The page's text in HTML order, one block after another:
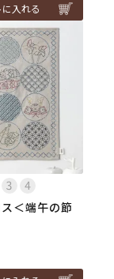
入れる
＜端午の節